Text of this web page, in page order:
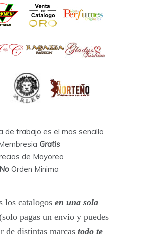
de trabajo es el mas sencillo
Gratis
de Mayoreo
NoOrden Minima
los catalogos en una sola
(solo pagas un envio y puedes
de distintas marcastodo te